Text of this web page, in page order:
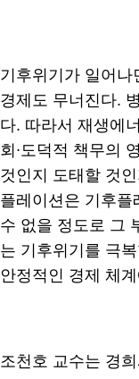
기후위기가 일어나
경제도 무너진다.
다. 따라서 재생에
회∙도덕적 책무의
것인지 도태할 것
플레이션은 기후
수 없을 정도로 그
는 기후위기를 극
안정적인 경제 체
조천호 교수는 경